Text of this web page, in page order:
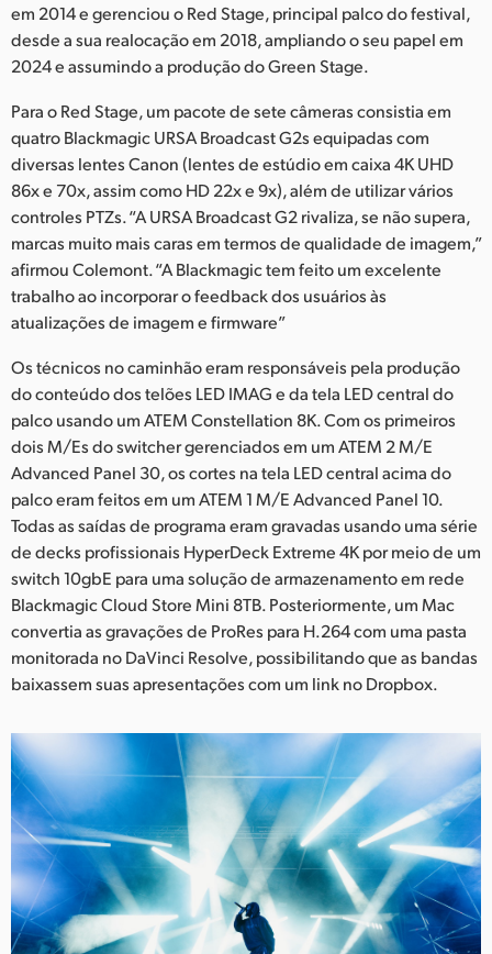
em 2014 e gerenciou o Red Stage, principal palco do festival,
desde a sua realocação em 2018, ampliando o seu papel em
2024 e assumindo a produção do Green Stage.
Para o Red Stage, um pacote de sete câmeras consistia em
quatro Blackmagic URSA Broadcast G2s equipadas com
diversas lentes Canon (lentes de estúdio em caixa 4K UHD
86x e 70x, assim como HD 22x e 9x), além de utilizar vários
controles PTZs. “A URSA Broadcast G2 rivaliza, se não supera,
marcas muito mais caras em termos de qualidade de imagem,”
afirmou Colemont. “A Blackmagic tem feito um excelente
trabalho ao incorporar o feedback dos usuários às
atualizações de imagem e firmware”
Os técnicos no caminhão eram responsáveis pela produção
do conteúdo dos telões LED IMAG e da tela LED central do
palco usando um ATEM Constellation 8K. Com os primeiros
dois M/Es do switcher gerenciados em um ATEM 2 M/E
Advanced Panel 30, os cortes na tela LED central acima do
palco eram feitos em um ATEM 1 M/E Advanced Panel 10.
Todas as saídas de programa eram gravadas usando uma série
de decks profissionais HyperDeck Extreme 4K por meio de um
switch 10gbE para uma solução de armazenamento em rede
Blackmagic Cloud Store Mini 8TB. Posteriormente, um Mac
convertia as gravações de ProRes para H.264 com uma pasta
monitorada no DaVinci Resolve, possibilitando que as bandas
baixassem suas apresentações com um link no Dropbox.